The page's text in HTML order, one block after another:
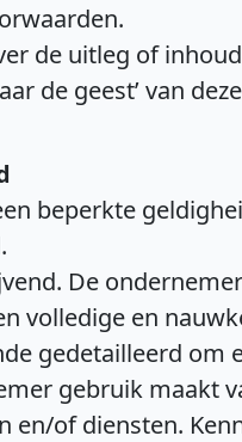
de uitleg of
de geest’ van
beperkte
De
volledige en
gedetailleerd
gebruik maakt
en/of diensten.